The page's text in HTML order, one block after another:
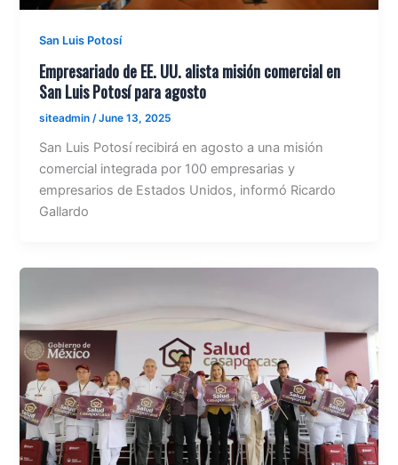
San Luis Potosí
Empresariado de EE. UU. alista misión comercial en
San Luis Potosí para agosto
siteadmin/June 13, 2025
San Luis Potosí recibirá en agosto a una misión
comercial integrada por 100 empresarias y
empresarios de Estados Unidos, informó Ricardo
Gallardo